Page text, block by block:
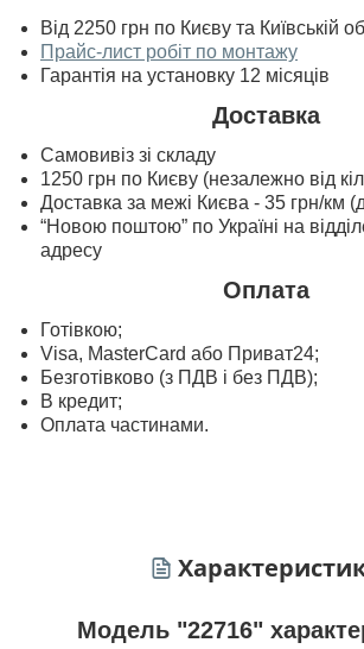
Від 2250 грн по Києву та Київській
Прайс-лист робіт по монтажу
Гарантія на установку 12 місяців
Доставка
Самовивіз зі складу
1250 грн по Києву (незалежно від
Доставка за межі Києва - 35 грн/км
“Новою поштою” по Україні на
адресу
Оплата
Готівкою;
Visa, MasterСard або Приват24;
Безготівково (з ПДВ і без ПДВ);
В кредит;
Оплата частинами.
Модель "22716"